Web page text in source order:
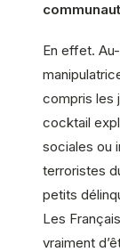
En effet.
compris les
cocktail
sociales ou
terroristes
petits
Les
vraiment